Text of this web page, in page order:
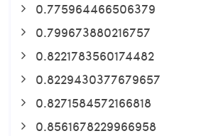
0.775964466506379
0.799673880216757
0.8221783560174482
0.8229430377679657
0.8271584572166818
0.8561678229966958